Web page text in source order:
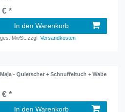
€ *
In den Warenkorb
MwSt. zzgl.Versandkosten
- Quietscher + Schnuffeltuch + Wabe
€ *
In den Warenkorb